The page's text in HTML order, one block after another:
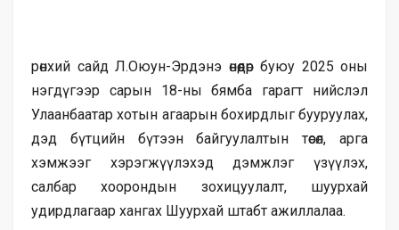
рөнхий сайд Л.Оюун-Эрдэнэ өнөөдөр буюу 2025 оны
нэгдүгээр сарын 18-ны бямба гарагт нийслэл
Улаанбаатар хотын агаарын бохирдлыг бууруулах,
дэд бүтцийн бүтээн байгуулалтын төсөл, арга
хэмжээг хэрэгжүүлэхэд дэмжлэг үзүүлэх,
салбар хоорондын зохицуулалт, шуурхай
удирдлагаар хангах Шуурхай штабт ажиллалаа.